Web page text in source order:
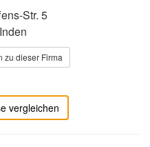
Str. 5
zu dieser Firma
vergleichen